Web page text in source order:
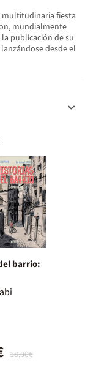
multitudinaria fiesta
mundialmente
publicación de su
desde el
barrio:
18,00€